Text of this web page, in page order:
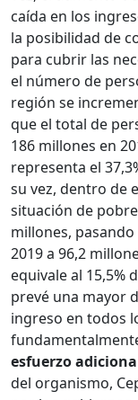
caída en los
la posibilidad de
para cubrir las
el número de
región se
que el total de
186 millones en
representa el
su vez, dentro de
situación de
millones,
2019 a 96,2
equivale al 15,5%
prevé una mayor
ingreso en todos
esfuerzo
del organismo,